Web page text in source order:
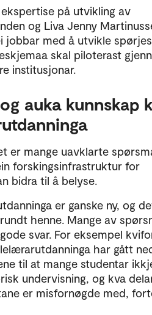
på utvikling av
og Liva Jenny
jobbar med å utvikle
skal piloterast
institusjonar.
auka kunnskap
er mange uavklarte
forskingsinfrastruktur for
bidra til å belyse.
er ganske ny, og
henne. Mange av
svar. For eksempel
har gått
til at mange studentar
undervisning, og kva
er misfornøgde med,